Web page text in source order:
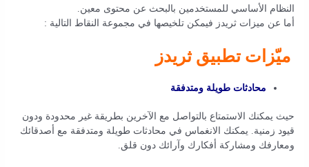
النظام الأساسي للمستخدمين بالبحث عن محتوى معين.
أما عن ميزات ثريدز فيمكن تلخيصها في مجموعة النقاط التالية :
ميّزات تطبيق ثريدز
محادثات طويلة ومتدفقة
حيث يمكنك الاستمتاع بالتواصل مع الآخرين بطريقة غير محدودة ودون
قيود زمنية. يمكنك الانغماس في محادثات طويلة ومتدفقة مع أصدقائك
ومعارفك ومشاركة أفكارك وآرائك دون قلق.